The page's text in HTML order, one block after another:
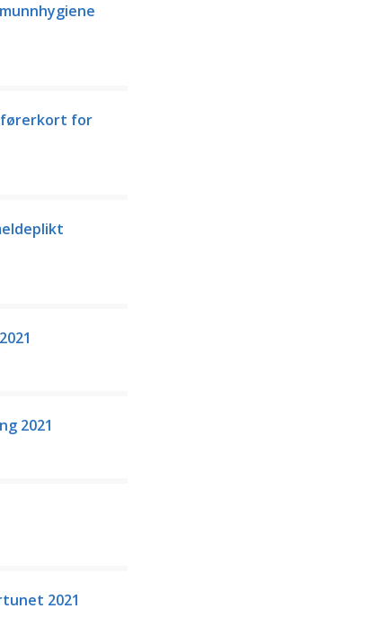
førerkort for
2021
2021